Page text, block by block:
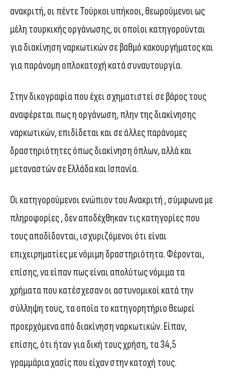
ανακριτή, οι πέντε Τούρκοι υπήκοοι, θεωρούμενοι ως
μέλη τουρκικής οργάνωσης, οι οποίοι κατηγορούνται
για διακίνηση ναρκωτικών σε βαθμό κακουργήματος και
για παράνομη οπλοκατοχή κατά συναυτουργία.
Στην δικογραφία που έχει σχηματιστεί σε βάρος τους
αναφέρεται πως η οργάνωση, πλην της διακίνησης
ναρκωτικών, επιδίδεται και σε άλλες παράνομες
δραστηριότητες όπως διακίνηση όπλων, αλλά και
μεταναστών σε Ελλάδα και Ισπανία.
Οι κατηγορούμενοι ενώπιον του Ανακριτή , σύμφωνα με
πληροφορίες , δεν αποδέχθηκαν τις κατηγορίες που
τους αποδίδονται, ισχυριζόμενοι ότι είναι
επιχειρηματίες με νόμιμη δραστηριότητα. Φέρονται,
επίσης, να είπαν πως είναι απολύτως νόμιμα τα
χρήματα που κατέσχεσαν οι αστυνομικοί κατά την
σύλληψη τους, τα οποία το κατηγορητήριο θεωρεί
προερχόμενα από διακίνηση ναρκωτικών. Είπαν,
επίσης, ότι ήταν για δική τους χρήση, τα 34,5
γραμμάρια χασίς που είχαν στην κατοχή τους.